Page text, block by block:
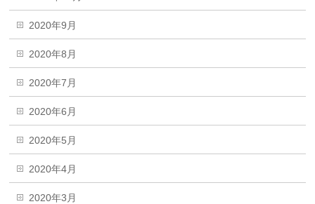
2020年9月
2020年8月
2020年7月
2020年6月
2020年5月
2020年4月
2020年3月